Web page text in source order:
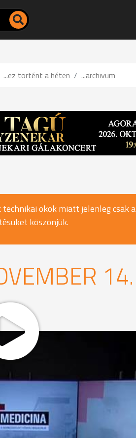
...ez történt a héten ...archivum
okok miatt jelenleg csak a
köszönjük.
14.